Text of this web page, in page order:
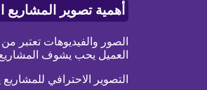
أهمية تصوير المشاريع
الصور والفيديوهات تعتبر
العميل يحب يشوف
التصوير الاحترافي